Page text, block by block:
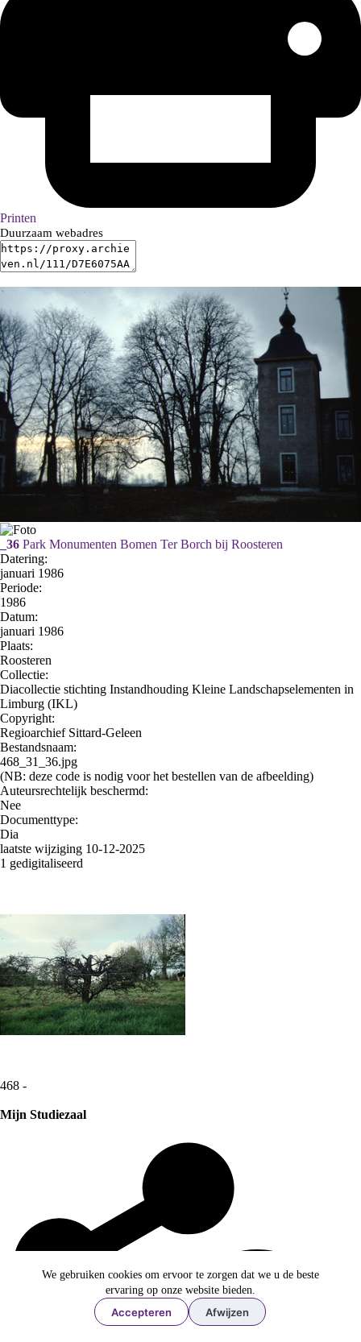
We gebruiken cookies om ervoor te zorgen dat we u de beste
ervaring op onze website bieden.
Accepteren Afwijzen
Printen
Duurzaam webadres
_36 Park Monumenten Bomen Ter Borch bij Roosteren
Datering:
januari 1986
Periode:
1986
Datum:
januari 1986
Plaats:
Roosteren
Collectie:
Diacollectie stichting Instandhouding Kleine Landschapselementen in
Limburg (IKL)
Copyright:
Regioarchief Sittard-Geleen
Bestandsnaam:
468_31_36.jpg
(NB: deze code is nodig voor het bestellen van de afbeelding)
Auteursrechtelijk beschermd:
Nee
Documenttype:
Dia
laatste wijziging 10-12-2025
1 gedigitaliseerd
468 -
Mijn Studiezaal